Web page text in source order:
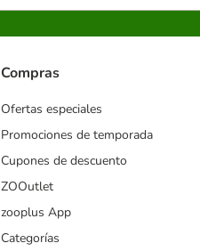
Compras
Ofertas especiales
Promociones de temporada
Cupones de descuento
ZOOutlet
zooplus App
Categorías